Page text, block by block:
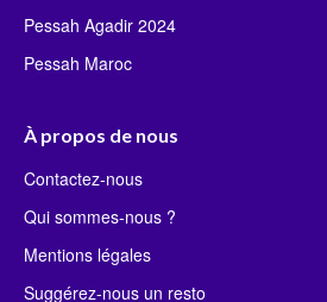
Pessah Agadir 2024
Pessah Maroc
À propos de nous
Contactez-nous
Qui sommes-nous ?
Mentions légales
Suggérez-nous un resto